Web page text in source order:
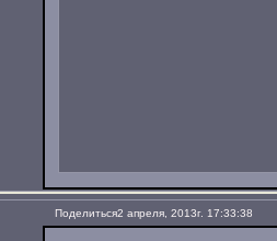
Поделиться2 апреля, 2013г. 17:33:38